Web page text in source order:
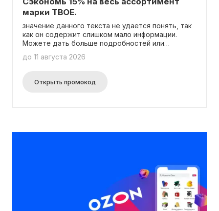
марки ТВОЕ.
значение данного текста не удается понять, так
как он содержит слишком мало информации.
Можете дать больше подробностей или
до 11 августа 2026
Открыть промокод